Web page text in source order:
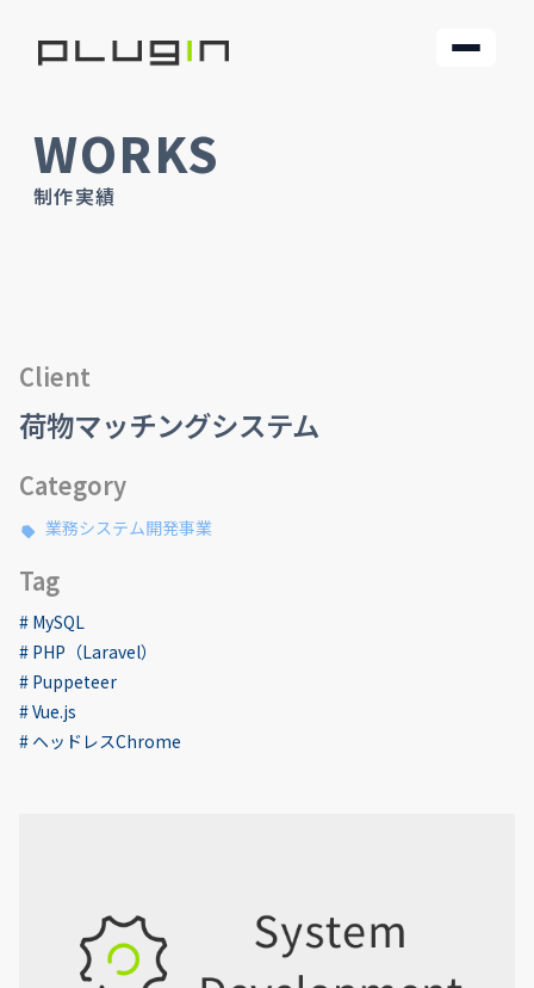
WORKS
制作実績
Client
荷物マッチングシステム
Category
業務システム開発事業
Tag
# MySQL
# PHP（Laravel）
# Puppeteer
# Vue.js
# ヘッドレスChrome